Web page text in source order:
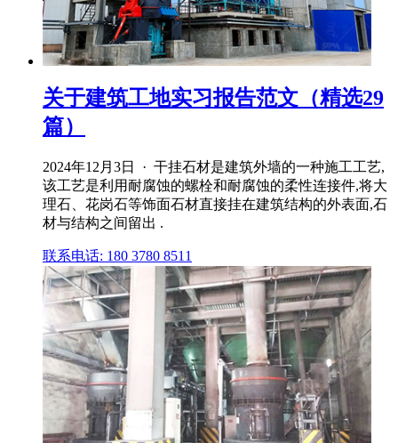
关于建筑工地实习报告范文（精选29
篇）
2024年12月3日 · 干挂石材是建筑外墙的一种施工工艺,
该工艺是利用耐腐蚀的螺栓和耐腐蚀的柔性连接件,将大
理石、花岗石等饰面石材直接挂在建筑结构的外表面,石
材与结构之间留出 .
联系电话: 180 3780 8511